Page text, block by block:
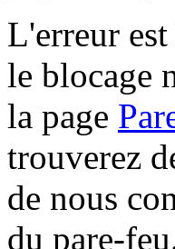
L'erreur
le blocage
la page
trouverez
de nous
du pare-